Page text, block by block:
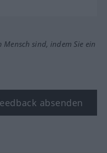
Mensch sind, indem Sie ein
absenden